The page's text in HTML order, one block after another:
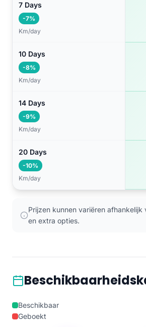
7 Days
-7%
Km/day
10 Days
-8%
Km/day
14 Days
-9%
Km/day
20 Days
-10%
Km/day
Prijzen kunnen variëren afhankelijk
en extra opties.
Beschikbaar
Geboekt